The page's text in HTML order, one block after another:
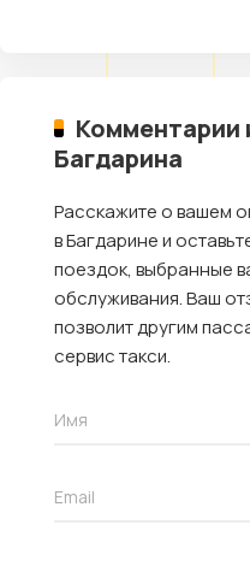
Комментарии
Багдарина
Расскажите о вашем
в Багдарине и
поездок, выбранные
обслуживания. Ваш
позволит другим
сервис такси.